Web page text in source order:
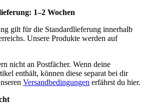
1–2 Wochen
gilt für die Standardlieferung innerhalb
Unsere Produkte werden auf
nicht an Postfächer. Wenn deine
enthält, können diese separat bei dir
Versandbedingungen erfährst du hier.